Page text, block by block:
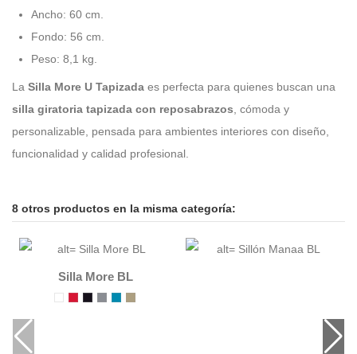
Ancho: 60 cm.
Fondo: 56 cm.
Peso: 8,1 kg.
La Silla More U Tapizada es perfecta para quienes buscan una
silla giratoria tapizada con reposabrazos, cómoda y
personalizable, pensada para ambientes interiores con diseño,
funcionalidad y calidad profesional.
8 otros productos en la misma categoría:
Silla More BL